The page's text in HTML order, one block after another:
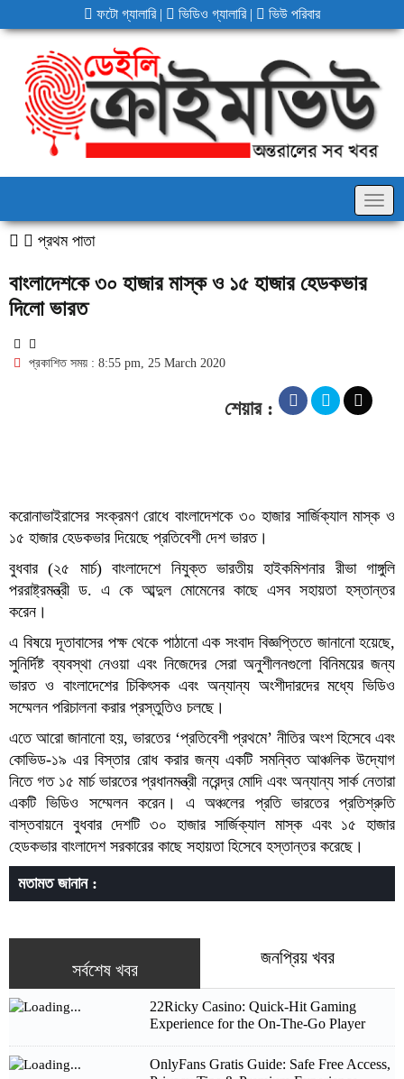
ফটো গ্যালারি | ভিডিও গ্যালারি | ভিউ পরিবার
প্রথম পাতা
বাংলাদেশকে ৩০ হাজার মাস্ক ও ১৫ হাজার হেডকভার
দিলো ভারত
প্রকাশিত সময় : 8:55 pm, 25 March 2020
শেয়ার :
করোনাভাইরাসের সংক্রমণ রোধে বাংলাদেশকে ৩০ হাজার সার্জিক্যাল মাস্ক ও
১৫ হাজার হেডকভার দিয়েছে প্রতিবেশী দেশ ভারত।
বুধবার (২৫ মার্চ) বাংলাদেশে নিযুক্ত ভারতীয় হাইকমিশনার রীভা গাঙ্গুলি
পররাষ্ট্রমন্ত্রী ড. এ কে আব্দুল মোমেনের কাছে এসব সহায়তা হস্তান্তর
করেন।
এ বিষয়ে দূতাবাসের পক্ষ থেকে পাঠানো এক সংবাদ বিজ্ঞপ্তিতে জানানো হয়েছে,
সুনির্দিষ্ট ব্যবস্থা নেওয়া এবং নিজেদের সেরা অনুশীলনগুলো বিনিময়ের জন্য
ভারত ও বাংলাদেশের চিকিৎসক এবং অন্যান্য অংশীদারদের মধ্যে ভিডিও
সম্মেলন পরিচালনা করার প্রস্তুতিও চলছে।
এতে আরো জানানো হয়, ভারতের ‘প্রতিবেশী প্রথমে’ নীতির অংশ হিসেবে এবং
কোভিড-১৯ এর বিস্তার রোধ করার জন্য একটি সমন্বিত আঞ্চলিক উদ্যোগ
নিতে গত ১৫ মার্চ ভারতের প্রধানমন্ত্রী নরেন্দ্র মোদি এবং অন্যান্য সার্ক নেতারা
একটি ভিডিও সম্মেলন করেন। এ অঞ্চলের প্রতি ভারতের প্রতিশ্রুতি
বাস্তবায়নে বুধবার দেশটি ৩০ হাজার সার্জিক্যাল মাস্ক এবং ১৫ হাজার
হেডকভার বাংলাদেশ সরকারের কাছে সহায়তা হিসেবে হস্তান্তর করেছে।
মতামত জানান :
সর্বশেষ খবর
জনপ্রিয় খবর
22Ricky Casino: Quick‑Hit Gaming
Experience for the On‑The‑Go Player
OnlyFans Gratis Guide: Safe Free Access,